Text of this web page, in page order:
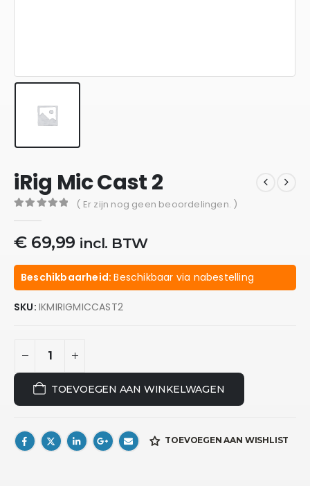
iRig Mic Cast 2
( Er zijn nog geen beoordelingen. )
€69,99 incl. BTW
Beschikbaarheid:Beschikbaar via nabestelling
SKU: IKMIRIGMICCAST2
TOEVOEGEN AAN WINKELWAGEN
TOEVOEGEN AAN WISHLIST